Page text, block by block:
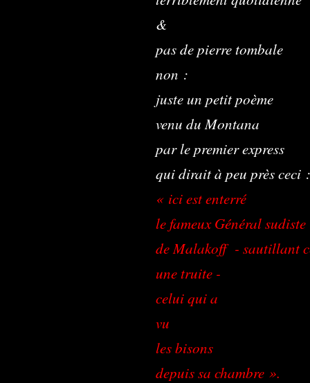
&
pas de pierre tombale
non :
juste un petit poème
venu du Montana
par le premier express
qui dirait à peu près ceci :
« ici est enterré
le fameux Général sudiste
de Malakoff - sautillant
une truite -
celui qui a
vu
les bisons
depuis sa chambre ».